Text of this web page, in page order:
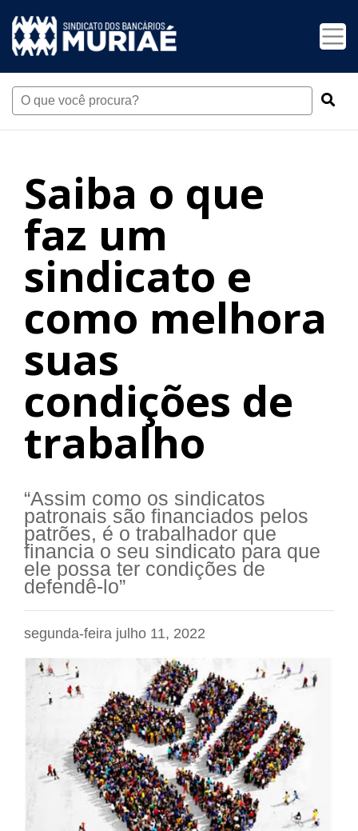
Saiba o que
faz um
sindicato e
como melhora
suas
condições de
trabalho
“Assim como os sindicatos
patronais são financiados pelos
patrões, é o trabalhador que
financia o seu sindicato para que
ele possa ter condições de
defendê-lo”
segunda-feira julho 11, 2022